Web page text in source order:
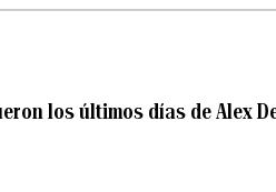
los últimos días de Alex